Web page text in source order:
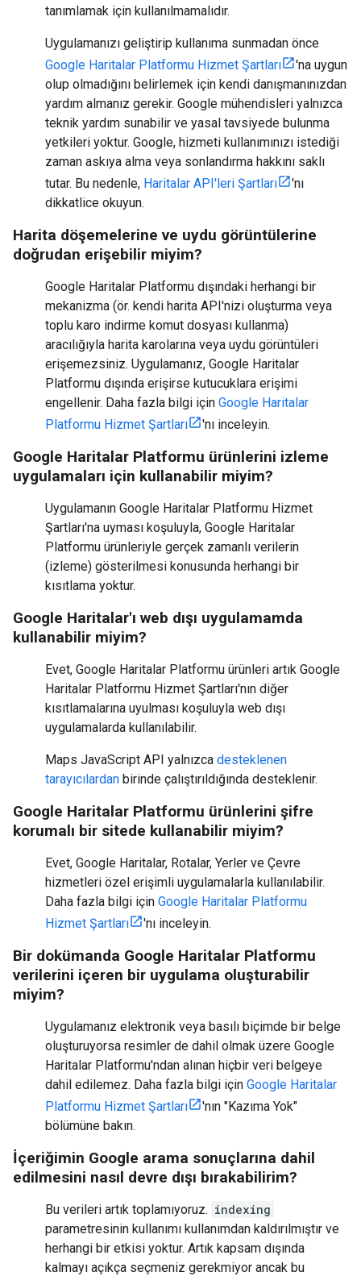
tanımlamak için kullanılmamalıdır.
Uygulamanızı geliştirip kullanıma sunmadan önce
Google Haritalar Platformu Hizmet Şartları
'na uygun
olup olmadığını belirlemek için kendi danışmanınızdan
yardım almanız gerekir. Google mühendisleri yalnızca
teknik yardım sunabilir ve yasal tavsiyede bulunma
yetkileri yoktur. Google, hizmeti kullanımınızı istediği
zaman askıya alma veya sonlandırma hakkını saklı
tutar. Bu nedenle, Haritalar API'leri Şartları
'nı
dikkatlice okuyun.
Harita döşemelerine ve uydu görüntülerine
doğrudan erişebilir miyim?
Google Haritalar Platformu dışındaki herhangi bir
mekanizma (ör. kendi harita API'nizi oluşturma veya
toplu karo indirme komut dosyası kullanma)
aracılığıyla harita karolarına veya uydu görüntüleri
erişemezsiniz. Uygulamanız, Google Haritalar
Platformu dışında erişirse kutucuklara erişimi
engellenir. Daha fazla bilgi için Google Haritalar
Platformu Hizmet Şartları
'nı inceleyin.
Google Haritalar Platformu ürünlerini izleme
uygulamaları için kullanabilir miyim?
Uygulamanın Google Haritalar Platformu Hizmet
Şartları'na uyması koşuluyla, Google Haritalar
Platformu ürünleriyle gerçek zamanlı verilerin
(izleme) gösterilmesi konusunda herhangi bir
kısıtlama yoktur.
Google Haritalar'ı web dışı uygulamamda
kullanabilir miyim?
Evet, Google Haritalar Platformu ürünleri artık Google
Haritalar Platformu Hizmet Şartları'nın diğer
kısıtlamalarına uyulması koşuluyla web dışı
uygulamalarda kullanılabilir.
Maps JavaScript API yalnızca desteklenen
tarayıcılardan birinde çalıştırıldığında desteklenir.
Google Haritalar Platformu ürünlerini şifre
korumalı bir sitede kullanabilir miyim?
Evet, Google Haritalar, Rotalar, Yerler ve Çevre
hizmetleri özel erişimli uygulamalarla kullanılabilir.
Daha fazla bilgi için Google Haritalar Platformu
Hizmet Şartları
'nı inceleyin.
Bir dokümanda Google Haritalar Platformu
verilerini içeren bir uygulama oluşturabilir
miyim?
Uygulamanız elektronik veya basılı biçimde bir belge
oluşturuyorsa resimler de dahil olmak üzere Google
Haritalar Platformu'ndan alınan hiçbir veri belgeye
dahil edilemez. Daha fazla bilgi için Google Haritalar
Platformu Hizmet Şartları
'nın "Kazıma Yok"
bölümüne bakın.
İçeriğimin Google arama sonuçlarına dahil
edilmesini nasıl devre dışı bırakabilirim?
Bu verileri artık toplamıyoruz. indexing
parametresinin kullanımı kullanımdan kaldırılmıştır ve
herhangi bir etkisi yoktur. Artık kapsam dışında
kalmayı açıkça seçmeniz gerekmiyor ancak bu